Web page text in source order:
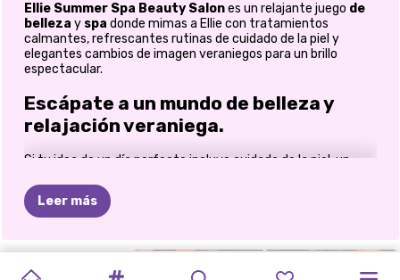
Ellie Summer Spa Beauty Salones un relajante juego de
belleza y spa donde mimas a Ellie con tratamientos
calmantes, refrescantes rutinas de cuidado de la piel y
elegantes cambios de imagen veraniegos para un brillo
espectacular.
Escápate a un mundo de belleza y
relajación veraniega.
Si tu idea de un día perfecto incluye cuidado de la piel, un
entonces
Ellie Summer Spa Beauty Salon
convertirse en tu nuevo lugar favorito. Este relajante juego
de belleza te permite ayudar a Ellie a prepararse para el
rutinas de belleza y elegantes toques finales que la harán
lucir radiante de pies a cabeza. Desde limpiezas faciales
Leer más
RUTINA
CAMBIO CAMBIO
CAMBIO